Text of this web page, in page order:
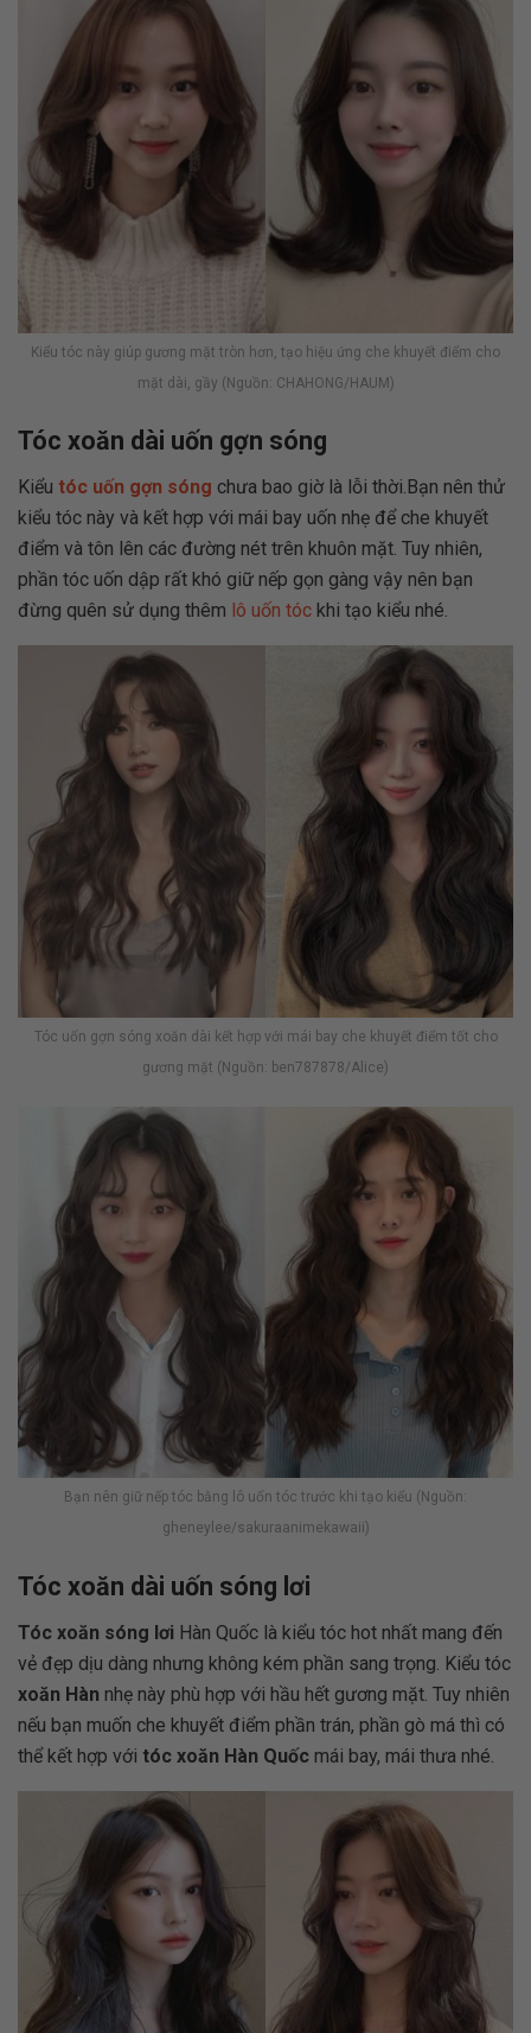
Kiểu tóc này giúp gương mặt tròn hơn, tạo hiệu ứng che khuyết điểm cho
mặt dài, gầy (Nguồn: CHAHONG/HAUM)
Tóc xoăn dài uốn gợn sóng
Kiểu tóc uốn gợn sóng chưa bao giờ là lỗi thời.Bạn nên thử
kiểu tóc này và kết hợp với mái bay uốn nhẹ để che khuyết
điểm và tôn lên các đường nét trên khuôn mặt. Tuy nhiên,
phần tóc uốn dập rất khó giữ nếp gọn gàng vậy nên bạn
đừng quên sử dụng thêm lô uốn tóc khi tạo kiểu nhé.
Tóc uốn gợn sóng xoăn dài kết hợp với mái bay che khuyết điểm tốt cho
gương mặt (Nguồn: ben787878/Alice)
Bạn nên giữ nếp tóc bằng lô uốn tóc trước khi tạo kiểu (Nguồn:
gheneylee/sakuraanimekawaii)
Tóc xoăn dài uốn sóng lơi
Tóc xoăn sóng lơi Hàn Quốc là kiểu tóc hot nhất mang đến
vẻ đẹp dịu dàng nhưng không kém phần sang trọng. Kiểu tóc
xoăn Hàn nhẹ này phù hợp với hầu hết gương mặt. Tuy nhiên
nếu bạn muốn che khuyết điểm phần trán, phần gò má thì có
thể kết hợp với tóc xoăn Hàn Quốc mái bay, mái thưa nhé.